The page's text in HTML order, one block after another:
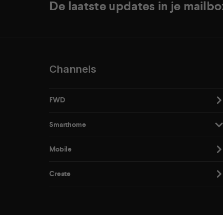
De laatste updates in je
Channels
FWD
Smarthome
Mobile
Create